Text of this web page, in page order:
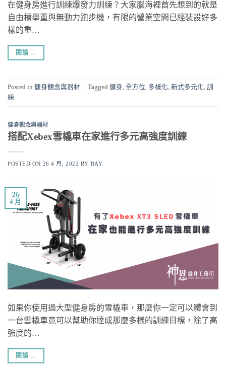
在健身房進行訓練爆發力訓練？大家腦海裡首先想到的就是
自由槓舉重與無動力跑步機，有限的營業空間已經裝設好多
樣的重…
閱讀 →
Posted in 健身觀念與器材 Tagged 健身, 全方位, 多樣化, 新式多元化, 訓
練
健身觀念與器材
搭配Xebex雪橇車在家進行多元高強度訓練
POSTED ON 26 4 月, 2022 BY RAY
26
4 月
如果你使用過大型健身房的雪橇車，那麼你一定可以體會到
一台雪橇車竟可以幫助你達成那麼多樣的訓練目標，除了高
強度的…
閱讀 →